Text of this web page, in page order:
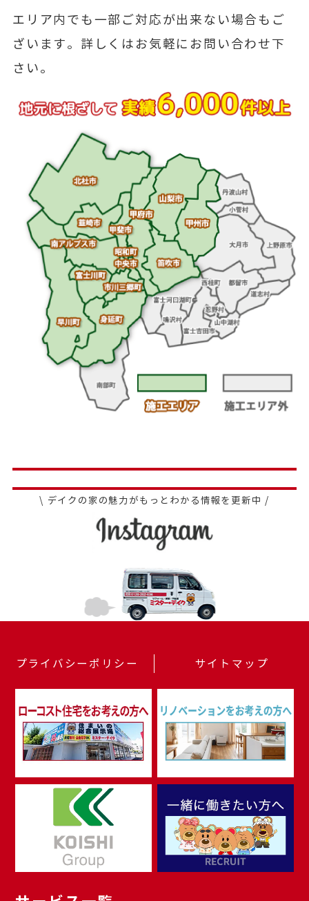
エリア内でも一部ご対応が出来ない場合もご
ざいます。詳しくはお気軽にお問い合わせ下
さい。
\ デイクの家の魅力がもっとわかる情報を更新中 /
プライバシーポリシー サイトマップ